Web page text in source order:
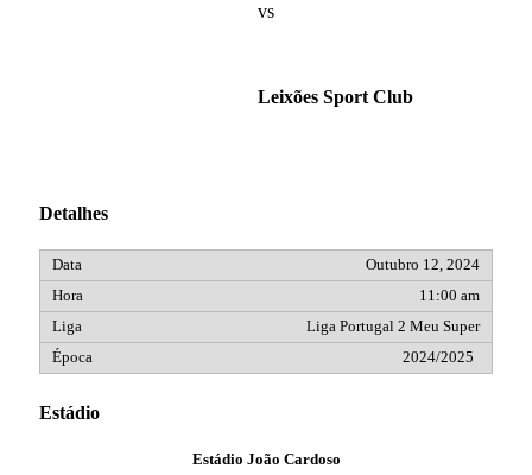
vs
Leixões Sport Club
Detalhes
Outubro 12, 2024
11:00 am
Liga Portugal 2 Meu Super
2024/2025
Estádio
Estádio João Cardoso